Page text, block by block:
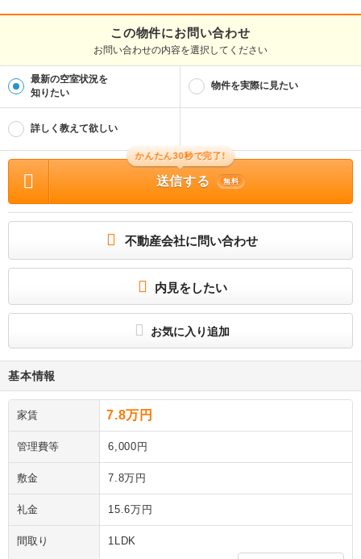
この物件にお問い合わせ
お問い合わせの内容を選択してください
最新の空室状況を
知りたい
物件を実際に見たい
詳しく教えて欲しい
かんたん30秒で完了!
送信する 無料
不動産会社に問い合わせ
内見をしたい
お気に入り追加
基本情報
家賃 7.8万円
管理費等 6,000円
敷金 7.8万円
礼金 15.6万円
間取り 1LDK